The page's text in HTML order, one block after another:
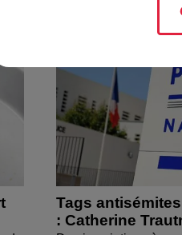
Tags
: Catherine